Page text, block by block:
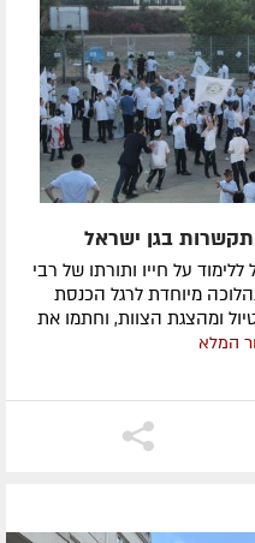
בגן ישראל
על חייו ותורתו של רבי
מיוחדת לרגל הכנסת
ומהצגת הצוות, וחתמו את
המלא